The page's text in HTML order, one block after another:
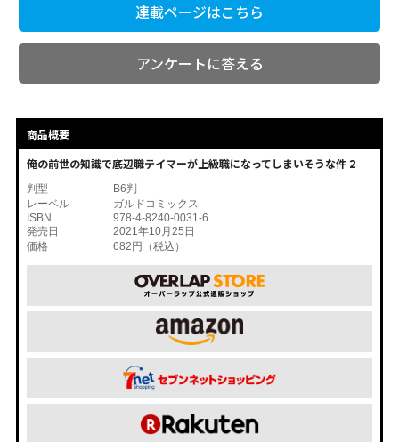
連載ページはこちら
アンケートに答える
商品概要
俺の前世の知識で底辺職テイマーが上級職になってしまいそうな件 2
判型
B6判
レーベル
ガルドコミックス
ISBN
978-4-8240-0031-6
発売日
2021年10月25日
価格
682円（税込）